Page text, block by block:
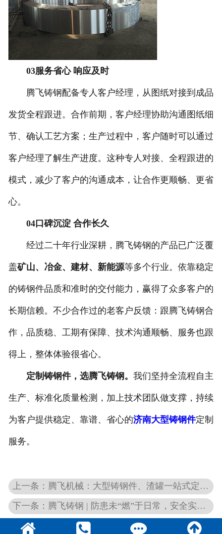
03服务省心 响应及时
腾飞铸钢配备专人客户经理，从图纸对接到成品
发货全程跟进。合作前期，客户经理协助沟通图纸细
节、确认工艺方案；生产过程中，客户随时可以通过
客户经理了解生产进度。这种专人对接、全程跟进的
模式，减少了客户的沟通成本，让合作更顺畅、更省
心。
04口碑沉淀 合作长久
经过二十年行业深耕，腾飞铸钢的产品已广泛覆
盖矿山、冶金、建材、新能源等多个行业。依靠稳定
的铸钢件品质和准时的交付能力，赢得了众多客户的
长期信赖。不少合作过的老客户反馈：跟腾飞铸钢合
作，品质稳、工期有保障、技术沟通顺畅、服务也跟
得上，整体体验很省心。
定制铸钢件，选腾飞铸钢。 我们坚持全流程自主
生产、标准化质量检测，加上技术团队做支撑，持续
为客户提供稳定、靠谱、省心的济南大型铸钢件定制
服务。
上一条：腾飞机械：大型铸钢件、渣罐一站式定制服务
下一条：腾飞铸钢 | 防患未“燃”于日常，安全实战在行动